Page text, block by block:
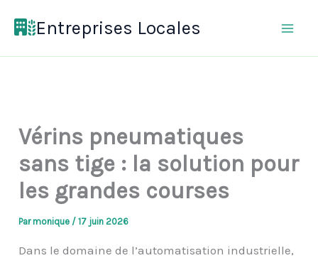
Entreprises Locales
Vérins pneumatiques
sans tige : la solution pour
les grandes courses
Parmonique /17 juin 2026
Dans le domaine de l’automatisation industrielle,